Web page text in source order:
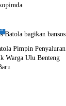
Pimpin Penyaluran
Warga Ulu Benteng